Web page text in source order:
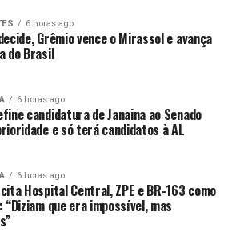
esse período, Zuquim sugere
e intensa do Judiciário.
isso? Trabalhando. Mostrando
mais o jurisdicionado,
jurisdicional. Oferecendo
[a credibilidade], é trabalho”,
6 horas ago
Grêmio vence o Mirassol e avança
do Brasil
6 horas ago
candidatura de Janaina ao Senado
e só terá candidatos à AL
6 horas ago
Hospital Central, ZPE e BR-163 como
“Diziam que era impossível, mas